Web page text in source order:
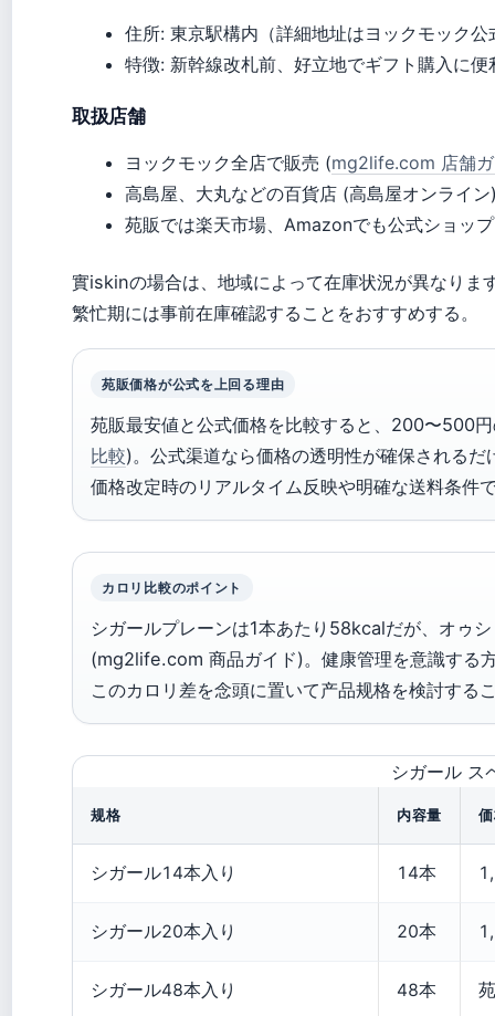
住所: 東京駅構内（詳細地址はヨックモック
特徴: 新幹線改札前、好立地でギフト購入に便
取扱店舗
ヨックモック全店で販売 (mg2life.com 店舗
高島屋、大丸などの百貨店 (高島屋オンライン
苑販では楽天市場、Amazonでも公式ショッ
實iskinの場合は、地域によって在庫状況が異なりま
繁忙期には事前在庫確認することをおすすめする。
苑販価格が公式を上回る理由
苑販最安値と公式価格を比較すると、200〜500
比較)。公式渠道なら価格の透明性が確保されるだ
価格改定時のリアルタイム反映や明確な送料条件
カロリ比較のポイント
シガールプレーンは1本あたり58kcalだが、オゥ
(mg2life.com 商品ガイド)。健康管理を意識する
このカロリ差を念頭に置いて产品规格を検討する
シガール ス
规格 内容量
シガール14本入り 14本
シガール20本入り 20本
シガール48本入り 48本